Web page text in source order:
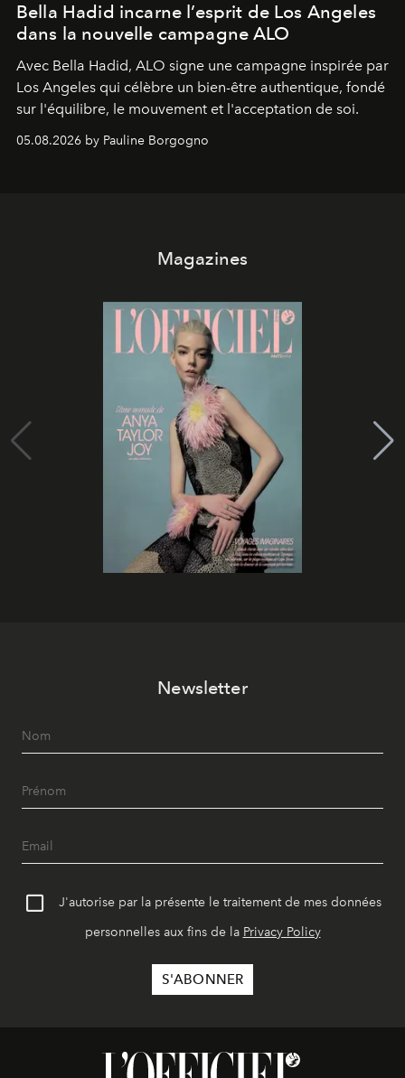
Bella Hadid incarne l’esprit de Los Angeles
dans la nouvelle campagne ALO
Avec Bella Hadid, ALO signe une campagne inspirée par
Los Angeles qui célèbre un bien-être authentique, fondé
sur l'équilibre, le mouvement et l'acceptation de soi.
05.08.2026 by Pauline Borgogno
Magazines
Newsletter
J'autorise par la présente le traitement de mes données
personnelles aux fins de la Privacy Policy